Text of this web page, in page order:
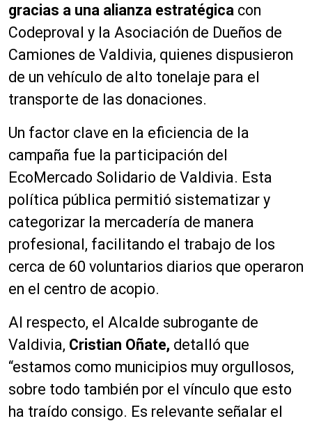
gracias a una alianza estratégica con
Codeproval y la Asociación de Dueños de
Camiones de Valdivia, quienes dispusieron
de un vehículo de alto tonelaje para el
transporte de las donaciones.
Un factor clave en la eficiencia de la
campaña fue la participación del
EcoMercado Solidario de Valdivia. Esta
política pública permitió sistematizar y
categorizar la mercadería de manera
profesional, facilitando el trabajo de los
cerca de 60 voluntarios diarios que operaron
en el centro de acopio.
Al respecto, el Alcalde subrogante de
Valdivia, Cristian Oñate, detalló que
“estamos como municipios muy orgullosos,
sobre todo también por el vínculo que esto
ha traído consigo. Es relevante señalar el